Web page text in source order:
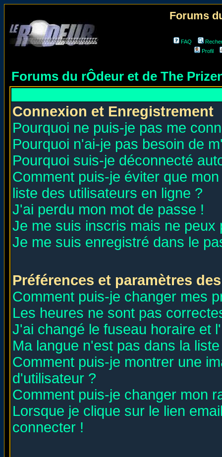
Forums
FAQ
Profil
Forums du rÔdeur et de The
Connexion et Enregistrement
Pourquoi ne puis-je pas me
Pourquoi n'ai-je pas besoin de
Pourquoi suis-je déconnecté
Comment puis-je éviter que
liste des utilisateurs en ligne ?
J'ai perdu mon mot de passe !
Je me suis inscris mais ne peux
Je me suis enregistré dans le
Préférences et paramètres
Comment puis-je changer mes
Les heures ne sont pas
J'ai changé le fuseau horaire et
Ma langue n'est pas dans la
Comment puis-je montrer une
d'utilisateur ?
Comment puis-je changer mon
Lorsque je clique sur le lien
connecter !